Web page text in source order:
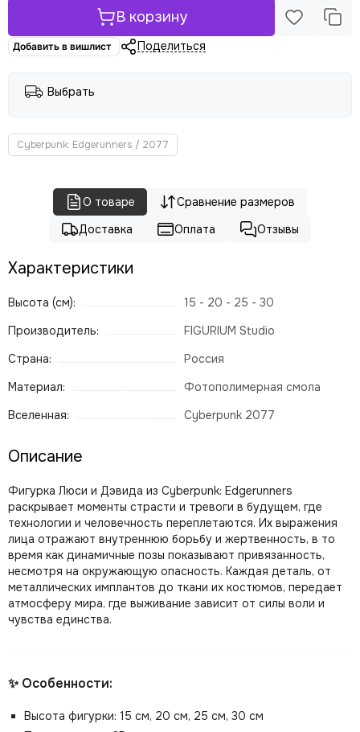
В корзину
Добавить в вишлист Поделиться
Выбрать
Cyberpunk: Edgerunners / 2077
О товаре
Сравнение размеров
Доставка
Оплата Отзывы
Характеристики
Высота (см):
15 - 20 - 25 - 30
Производитель:
FIGURIUM Studio
Страна:
Россия
Материал:
Фотополимерная смола
Вселенная:
Cyberpunk 2077
Описание
Фигурка Люси и Дэвида из Cyberpunk: Edgerunners
раскрывает моменты страсти и тревоги в будущем, где
технологии и человечность переплетаются. Их выражения
лица отражают внутреннюю борьбу и жертвенность, в то
время как динамичные позы показывают привязанность,
несмотря на окружающую опасность. Каждая деталь, от
металлических имплантов до ткани их костюмов, передает
атмосферу мира, где выживание зависит от силы воли и
чувства единства.
✨ Особенности:
Высота фигурки: 15 см, 20 см, 25 см, 30 см